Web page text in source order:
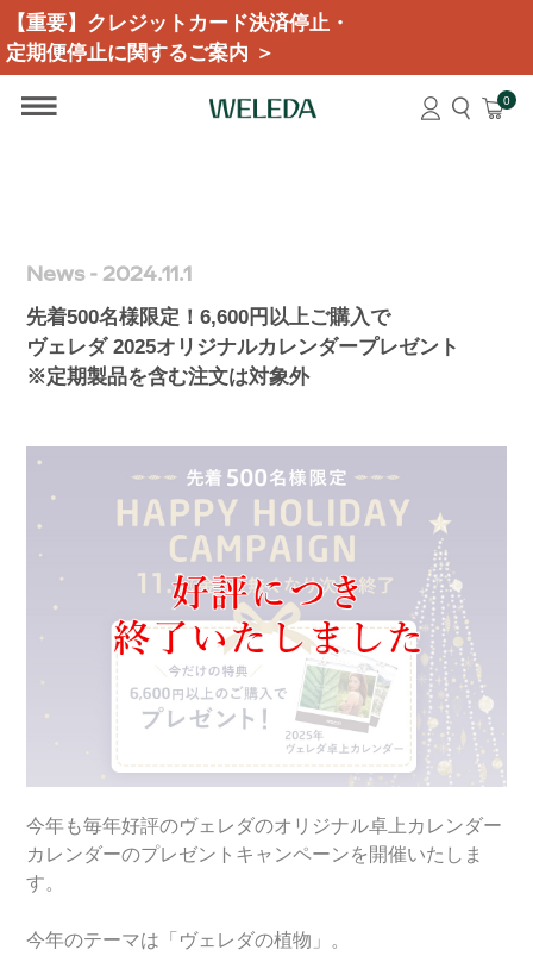
【重要】クレジットカード決済停止・
定期便停止に関するご案内 ＞
0
News - 2024.11.1
先着500名様限定！6,600円以上ご購入で
ヴェレダ 2025オリジナルカレンダープレゼント
※定期製品を含む注文は対象外
今年も毎年好評のヴェレダのオリジナル卓上カレンダー
カレンダーのプレゼントキャンペーンを開催いたしま
す。
今年のテーマは「ヴェレダの植物」。